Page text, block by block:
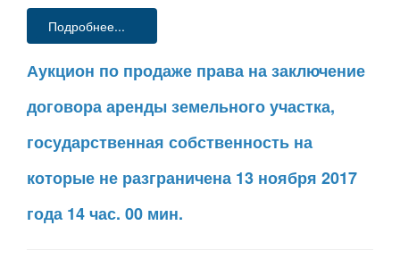
Подробнее...
Аукцион по продаже права на заключение
договора аренды земельного участка,
государственная собственность на
которые не разграничена 13 ноября 2017
года 14 час. 00 мин.